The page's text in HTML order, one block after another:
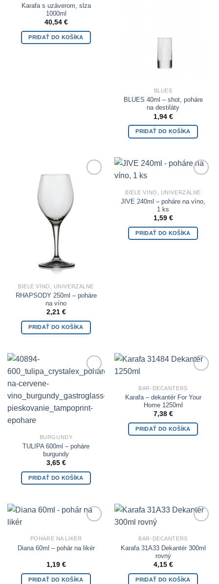
Karafa s uzáverom, slza
1000ml
40,54 €
PRIDAŤ DO KOŠÍKA
BLUES
BLUES 40ml – shot, poháre
na destiláty
1,94 €
PRIDAŤ DO KOŠÍKA
BIELE VÍNO, UNIVERZÁLNE
RHAPSODY 250ml – poháre
na víno
2,21 €
PRIDAŤ DO KOŠÍKA
Wishlist
BIELE VÍNO, UNIVERZÁLNE
JIVE 240ml – poháre na víno,
1 ks
1,59 €
PRIDAŤ DO KOŠÍKA
BURGUNDY
TULIPA 600ml – poháre
burgundy
3,65 €
PRIDAŤ DO KOŠÍKA
BAR-DECANTERS
Karafa – dekantér For Your
Home 1250ml
7,38 €
PRIDAŤ DO KOŠÍKA
POHÁRE NA LIKÉR
Diana 60ml – pohár na likér
1,19 €
PRIDAŤ DO KOŠÍKA
BAR-DECANTERS
Karafa 31A33 Dekantér 300ml
rovný
4,15 €
PRIDAŤ DO KOŠÍKA